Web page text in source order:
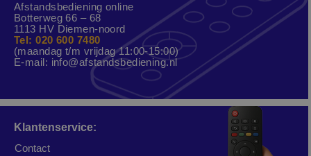
Afstandsbediening online
Botterweg 66 – 68
1113 HV Diemen-noord
Tel: 020 600 7480
(maandag t/m vrijdag 11:00-15:00)
E-mail: info@afstandsbediening.nl
Klantenservice:
Contact